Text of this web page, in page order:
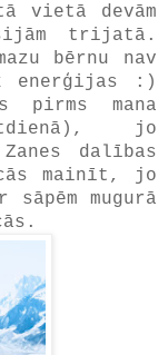
vietā devām
trijatā.
bērnu nav
enerģijas :)
pirms mana
jo
dalības
mainīt, jo
mugurā